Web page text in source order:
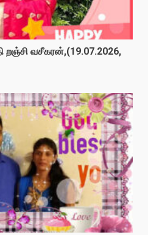
றஞ்சி வசீகரன்,(19.07.2026,